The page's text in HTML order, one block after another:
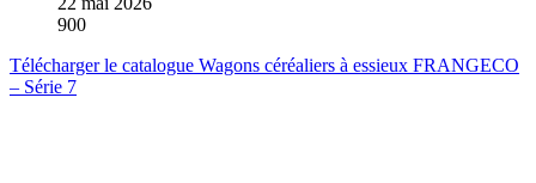
900
Télécharger le catalogue Wagons céréaliers à essieux FRANGECO
– Série 7